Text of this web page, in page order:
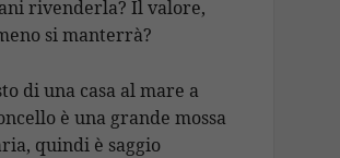
rivenderla? Il valore,
si manterrà?
di una casa al mare a
è una grande mossa
quindi è saggio